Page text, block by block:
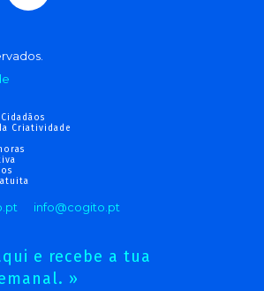
Criatividade
info@cogito.pt
e recebe a tua
»